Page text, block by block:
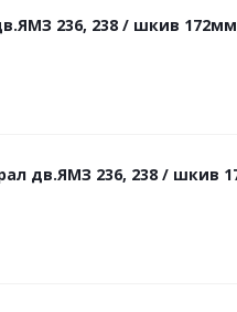
236, 238 / шкив
дв.ЯМЗ 236, 238 / шкив